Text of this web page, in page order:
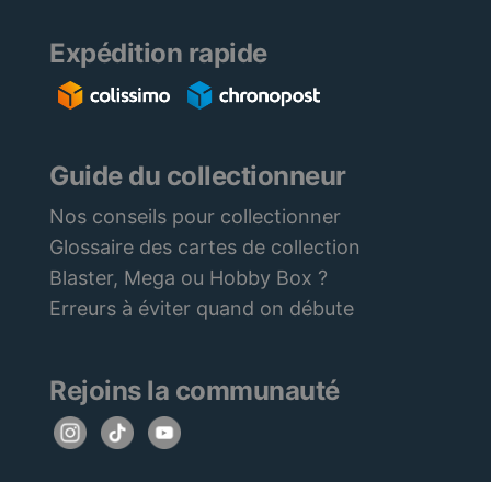
Expédition rapide
Guide du collectionneur
Nos conseils pour collectionner
Glossaire des cartes de collection
Blaster, Mega ou Hobby Box ?
Erreurs à éviter quand on débute
Rejoins la communauté